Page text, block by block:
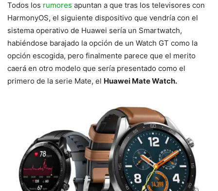
Todos los rumores apuntan a que tras los televisores con
HarmonyOS, el siguiente dispositivo que vendría con el
sistema operativo de Huawei sería un Smartwatch,
habiéndose barajado la opción de un Watch GT como la
opción escogida, pero finalmente parece que el merito
caerá en otro modelo que sería presentado como el
primero de la serie Mate, el Huawei Mate Watch.